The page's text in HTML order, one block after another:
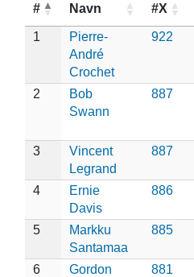
# Navn #X
1
Pierre-
André
Crochet
922
2
Bob
Swann
887
3
Vincent
Legrand
887
4
Ernie
Davis
886
5
Markku
Santamaa
885
6
Gordon
881